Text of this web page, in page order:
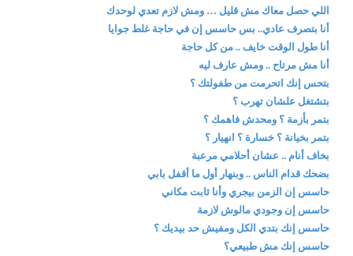
اللي حصل معاك مش قليل … ومش لازم تعدي لوحدك
أنا بتصرف عادي.. بس حاسس إن في حاجة غلط جوايا
أنا طول الوقت خايف .. من كل حاجة
أنا مش مرتاح .. ومش عارف ليه
بتحس إنك اتحرمت من طفولتك ؟
بتشتغل علشان تهرب ؟
بتمر بأزمة ؟ ومحدش فاهمك ؟
بتمر بخيانة ؟ خسارة ؟ انهيار ؟
بخاف أنام .. عشان أحلامي مرعبة
بضحك قدام الناس .. وبنهار أول ما أقفل بابي
حاسس إن الزمن بيجري وأنا ثابت مكاني
حاسس إن وجودي مالوش لازمة
حاسس إنك بتدي الكل ومفيش حد بيديك ؟
حاسس إنك مش طبيعي؟